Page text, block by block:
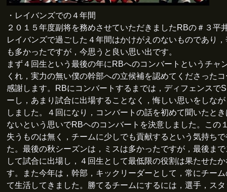
・レイバンズでの４年間
２０１５年度副将を務めさせていただきましたRBの＃３平
レイバンズで過ごした４年間はかけがえのないものであり
も多かったですが，今思うと良い思い出です。
まず４回生という最後の年にRBへのコンバートというチャ
くれ，実力の無い僕の幹部への立候補を認めてくださった
感謝します。RBにコンバートするまでは，ディフェンスで
ーし，あまり試合に出場することなく，悔しい思いをしな
しました。４回になり，コンバートの話を初めて聞いたと
ないという思いでRBヘのコンバートを決意しました。この
失うものは無く，チームに少しでも貢献するという気持ち
た。最後の秋シーズンは，ミスは多かったですが，最後ま
して試合に出場し，４回生として最低限の役割は果たせた
す。また今年は，幹部，キックリーダーとして，常にチー
て生活してきました。勝てるチームにするには，選手，ス